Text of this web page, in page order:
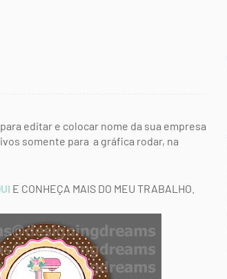
editar e colocar nome da sua empresa
somente para a gráfica rodar, na
E CONHEÇA MAIS DO MEU TRABALHO.